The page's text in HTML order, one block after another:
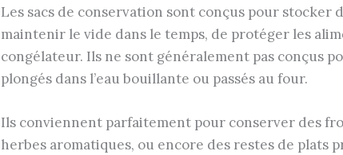
Les sacs de conservation sont conçus pour
maintenir le vide dans le temps, de protéger les
congélateur. Ils ne sont généralement pas conçus
plongés dans l’eau bouillante ou passés au four.
Ils conviennent parfaitement pour conserver des
herbes aromatiques, ou encore des restes de plats